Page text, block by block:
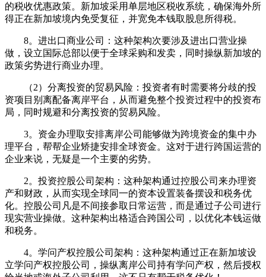
的税收优惠政策。新加坡采用单层地区税收系统，确保海外所
得正在新加坡境内免受复征，并宽免本钱取股息所得税。
8。进出口商业公司：这种架构次要涉及进出口营业操
做，设立国际总部以便于全球采购和发卖，同时操纵新加坡的
政策劣势进行商业办理。
（2）分离投资的贸易风险：投资者有时需要将分歧的投
资项目别离配备离岸平台，从而避免整个投资过程中的投资布
局，同时规避和分离投资的贸易风险。
3。资金办理取安排离岸公司能够做为跨境资金的集中办
理平台，帮帮企业矫捷安排全球资金。这对于进行跨国运营的
企业来说，无疑是一个主要的劣势。
2。投资控股公司架构：这种架构通过控股公司来办理资
产和财政，从而实现全球同一的资本设置装备摆设和税务优
化。控股公司凡是不间接参取日常运营，而是通过子公司进行
现实营业操做。这种架构出格适合跨国公司，以优化本钱运做
和税务。
4。学问产权控股公司架构：这种架构通过正在新加坡设
立学问产权控股公司，操纵离岸公司持有学问产权，然后授权